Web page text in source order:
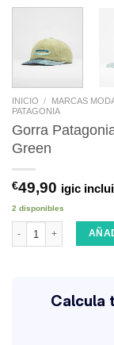
INICIO / MARCAS
PATAGONIA
Gorra
Green
€49,90 igic
2 disponibles
Gorra Patagonia